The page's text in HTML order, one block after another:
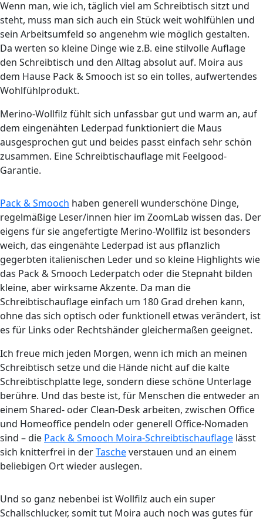
Wenn man, wie ich, täglich viel am Schreibtisch sitzt und
steht, muss man sich auch ein Stück weit wohlfühlen und
sein Arbeitsumfeld so angenehm wie möglich gestalten.
Da werten so kleine Dinge wie z.B. eine stilvolle Auflage
den Schreibtisch und den Alltag absolut auf. Moira aus
dem Hause Pack & Smooch ist so ein tolles, aufwertendes
Wohlfühlprodukt.
Merino-Wollfilz fühlt sich unfassbar gut und warm an, auf
dem eingenähten Lederpad funktioniert die Maus
ausgesprochen gut und beides passt einfach sehr schön
zusammen. Eine Schreibtischauflage mit Feelgood-
Garantie.
Pack & Smooch haben generell wunderschöne Dinge,
regelmäßige Leser/innen hier im ZoomLab wissen das. Der
eigens für sie angefertigte Merino-Wollfilz ist besonders
weich, das eingenähte Lederpad ist aus pflanzlich
gegerbten italienischen Leder und so kleine Highlights wie
das Pack & Smooch Lederpatch oder die Stepnaht bilden
kleine, aber wirksame Akzente. Da man die
Schreibtischauflage einfach um 180 Grad drehen kann,
ohne das sich optisch oder funktionell etwas verändert, ist
es für Links oder Rechtshänder gleichermaßen geeignet.
Ich freue mich jeden Morgen, wenn ich mich an meinen
Schreibtisch setze und die Hände nicht auf die kalte
Schreibtischplatte lege, sondern diese schöne Unterlage
berühre. Und das beste ist, für Menschen die entweder an
einem Shared- oder Clean-Desk arbeiten, zwischen Office
und Homeoffice pendeln oder generell Office-Nomaden
sind – die Pack & Smooch Moira-Schreibtischauflage lässt
sich knitterfrei in derTascheverstauen und an einem
beliebigen Ort wieder auslegen.
Und so ganz nebenbei ist Wollfilz auch ein super
Schallschlucker, somit tut Moira auch noch was gutes für